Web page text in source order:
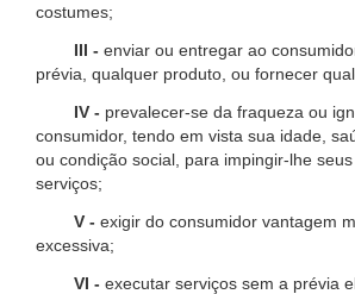
costumes;
III - enviar ou entregar ao
prévia, qualquer produto, ou fornecer
IV - prevalecer-se da fraqueza ou
consumidor, tendo em vista sua idade,
ou condição social, para impingir-lhe
serviços;
V - exigir do consumidor vantagem
excessiva;
VI - executar serviços sem a prévia